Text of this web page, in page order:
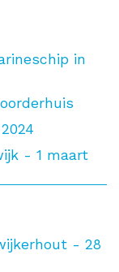
in
- 1 maart
- 28